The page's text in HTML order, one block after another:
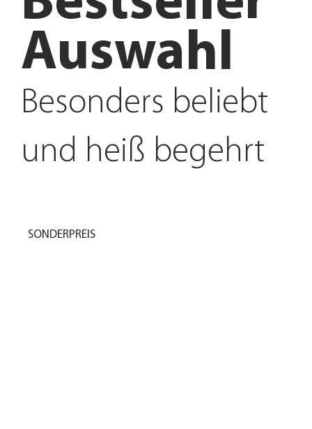
SONDERPREIS
Auswahl
Besonders beliebt
und heiß begehrt